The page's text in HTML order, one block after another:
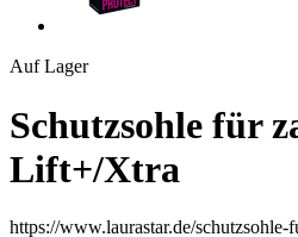
Auf Lager
Schutzsohle für
Lift+/Xtra
https://www.laurastar.de/